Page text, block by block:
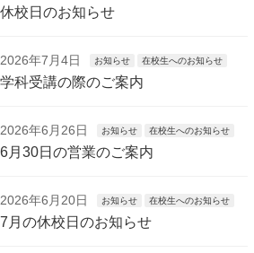
休校日のお知らせ
2026年7月4日 お知らせ 在校生へのお知らせ
学科受講の際のご案内
2026年6月26日 お知らせ 在校生へのお知らせ
6月30日の営業のご案内
2026年6月20日 お知らせ 在校生へのお知らせ
7月の休校日のお知らせ